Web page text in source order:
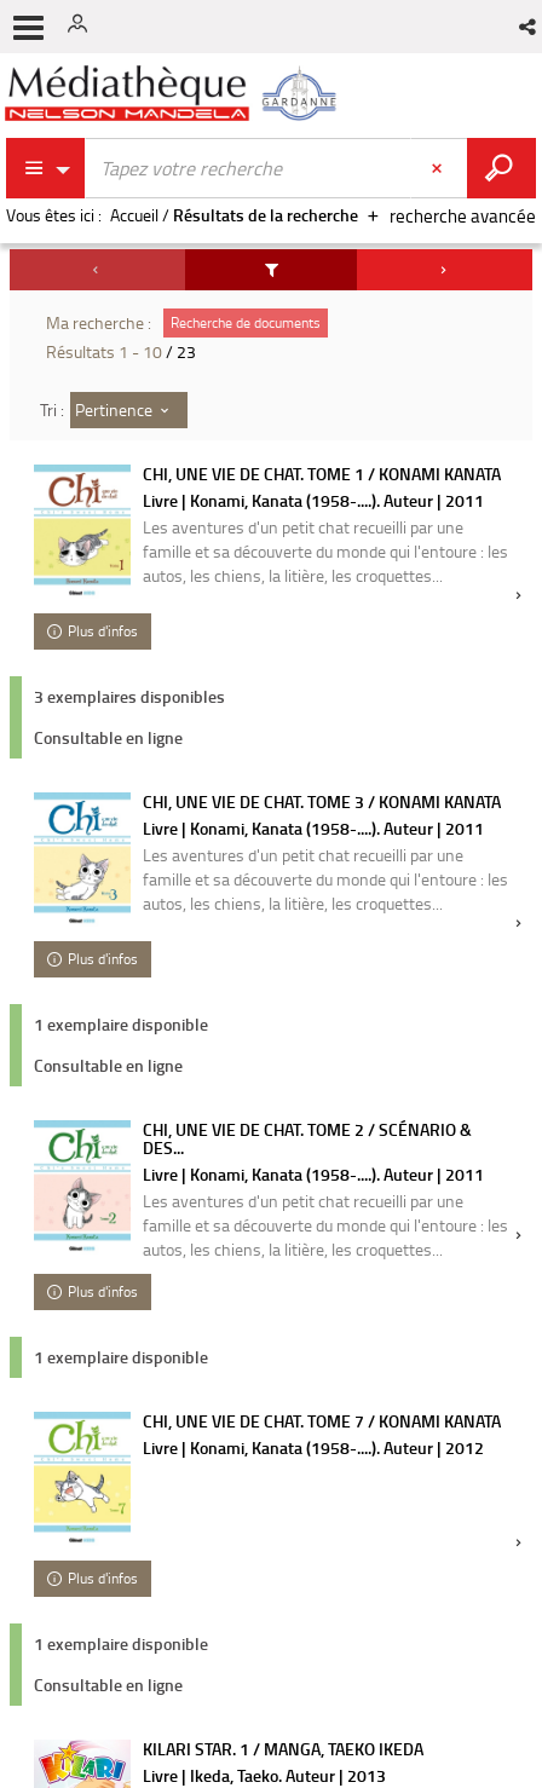
recherche avancée
Vous êtes ici : Accueil/ Résultats de la recherche
Ma recherche : Recherche de documents
Résultats 1 - 10/ 23
Tri : Pertinence
CHI, UNE VIE DE CHAT. TOME 1 / KONAMI KANATA
Livre | Konami, Kanata (1958-....). Auteur | 2011
Les aventures d'un petit chat recueilli par une
famille et sa découverte du monde qui l'entoure : les
autos, les chiens, la litière, les croquettes...
Plus d'infos
3 exemplaires disponibles
Consultable en ligne
CHI, UNE VIE DE CHAT. TOME 3 / KONAMI KANATA
Livre | Konami, Kanata (1958-....). Auteur | 2011
Les aventures d'un petit chat recueilli par une
famille et sa découverte du monde qui l'entoure : les
autos, les chiens, la litière, les croquettes...
Plus d'infos
1 exemplaire disponible
Consultable en ligne
CHI, UNE VIE DE CHAT. TOME 2 / SCÉNARIO &
DES...
Livre | Konami, Kanata (1958-....). Auteur | 2011
Les aventures d'un petit chat recueilli par une
famille et sa découverte du monde qui l'entoure : les
autos, les chiens, la litière, les croquettes...
Plus d'infos
1 exemplaire disponible
CHI, UNE VIE DE CHAT. TOME 7 / KONAMI KANATA
Livre | Konami, Kanata (1958-....). Auteur | 2012
Plus d'infos
1 exemplaire disponible
Consultable en ligne
KILARI STAR. 1 / MANGA, TAEKO IKEDA
Livre | Ikeda, Taeko. Auteur | 2013